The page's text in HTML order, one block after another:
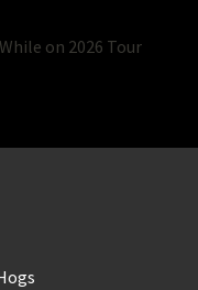
on 2026 Tour